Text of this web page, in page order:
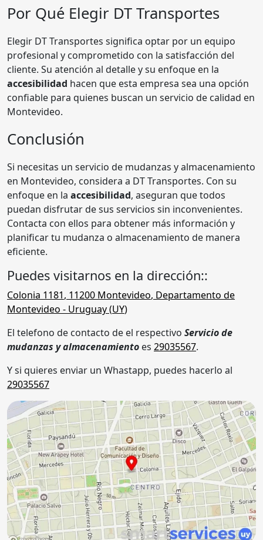
Por Qué Elegir DT Transportes
Elegir DT Transportes significa optar por un equipo
profesional y comprometido con la satisfacción del
cliente. Su atención al detalle y su enfoque en la
accesibilidad hacen que esta empresa sea una opción
confiable para quienes buscan un servicio de calidad en
Montevideo.
Conclusión
Si necesitas un servicio de mudanzas y almacenamiento
en Montevideo, considera a DT Transportes. Con su
enfoque en la accesibilidad, aseguran que todos
puedan disfrutar de sus servicios sin inconvenientes.
Contacta con ellos para obtener más información y
planificar tu mudanza o almacenamiento de manera
eficiente.
Puedes visitarnos en la dirección::
Colonia 1181, 11200 Montevideo, Departamento de
Montevideo - Uruguay (UY)
El telefono de contacto de el respectivo Servicio de
mudanzas y almacenamiento es 29035567.
Y si quieres enviar un Whastapp, puedes hacerlo al
29035567